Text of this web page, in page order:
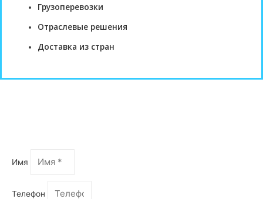
Грузоперевозки
Отраслевые решения
Доставка из стран
Имя
Телефон